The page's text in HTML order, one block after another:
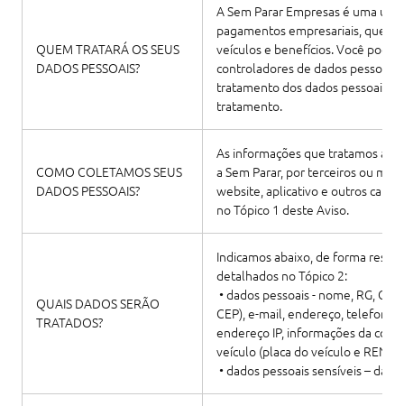
QUEM TRATARÁ OS SEUS
DADOS PESSOAIS?
A Sem Parar Empresas é uma
pagamentos empresariais, que
veículos e benefícios. Você pode
controladores de dados
tratamento dos dados pessoais
tratamento.
COMO COLETAMOS SEUS
DADOS PESSOAIS?
As informações que tratamos a
a Sem Parar, por terceiros ou
website, aplicativo e outros
no Tópico 1 deste Aviso.
QUAIS DADOS SERÃO
TRATADOS?
Indicamos abaixo, de forma
detalhados no Tópico 2:
• dados pessoais - nome, RG,
CEP), e-mail, endereço,
endereço IP, informações da
veículo (placa do veículo e
• dados pessoais sensíveis –